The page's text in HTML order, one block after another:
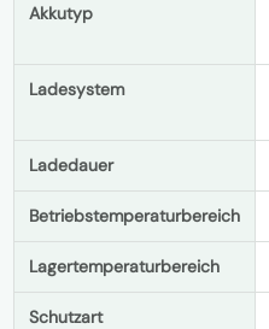
Akkutyp
Ladesystem
Ladedauer
Betriebstemperaturbereich
Lagertemperaturbereich
Schutzart